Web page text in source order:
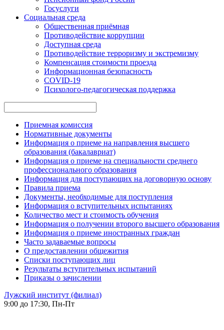
Госуслуги
Социальная среда
Общественная приёмная
Противодействие коррупции
Доступная среда
Противодействие терроризму и экстремизму
Компенсация стоимости проезда
Информационная безопасность
COVID-19
Психолого-педагогическая поддержка
Приемная комиссия
Нормативные документы
Информация о приеме на направления высшего
образования (бакалавриат)
Информация о приеме на специальности среднего
профессионального образования
Информация для поступающих на договорную основу
Правила приема
Документы, необходимые для поступления
Информация о вступительных испытаниях
Количество мест и стоимость обучения
Информация о получении второго высшего образования
Информация о приеме иностранных граждан
Часто задаваемые вопросы
О предоставлении общежития
Списки поступающих лиц
Результаты вступительных испытаний
Приказы о зачислении
Лужский институт (филиал)
9:00 до 17:30, Пн-Пт